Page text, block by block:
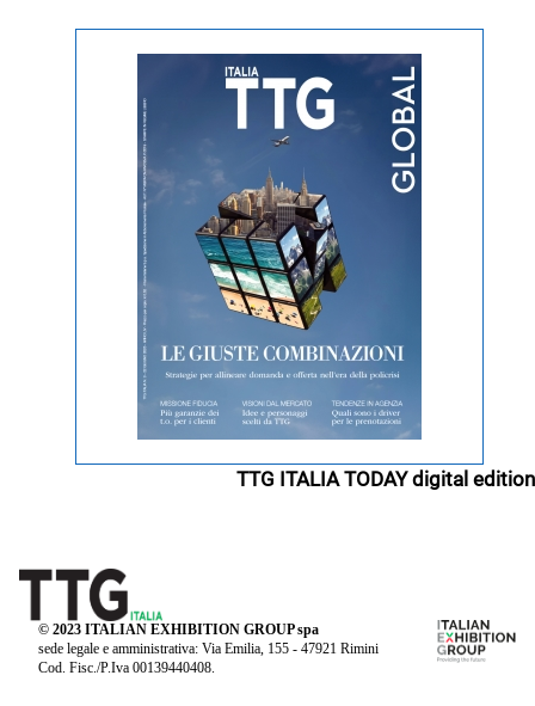
TTG ITALIA TODAY digital edition
© 2023 ITALIAN EXHIBITION GROUP spa
sede legale e amministrativa: Via Emilia, 155 - 47921 Rimini
Cod. Fisc./P.Iva 00139440408.